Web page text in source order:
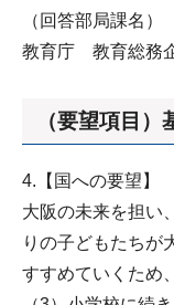
（回答部局課名）
教育庁 教育総務
（要望項目）
4.【国への要望】
大阪の未来を担い
りの子どもたちが
すすめていくため